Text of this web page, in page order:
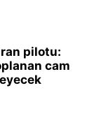
pilotu:
cam